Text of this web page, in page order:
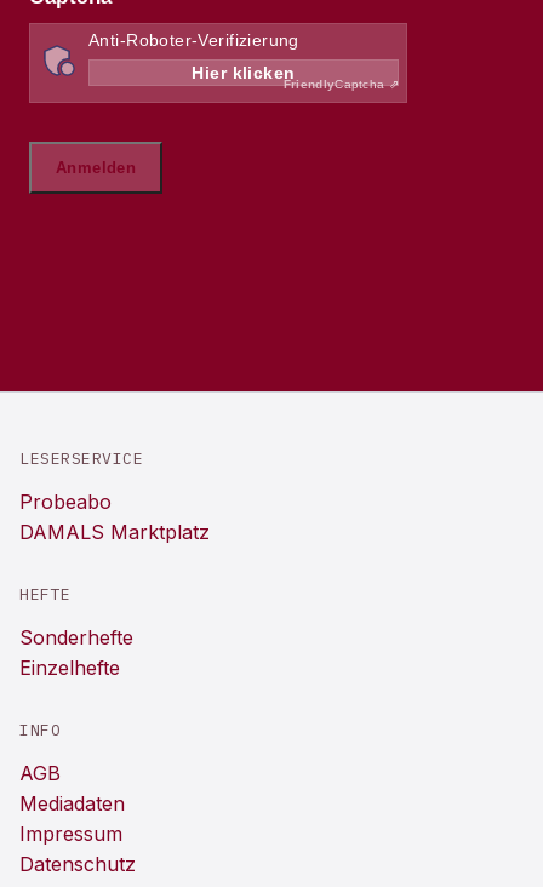
LESERSERVICE
Probeabo
DAMALS Marktplatz
HEFTE
Sonderhefte
Einzelhefte
INFO
AGB
Mediadaten
Impressum
Datenschutz